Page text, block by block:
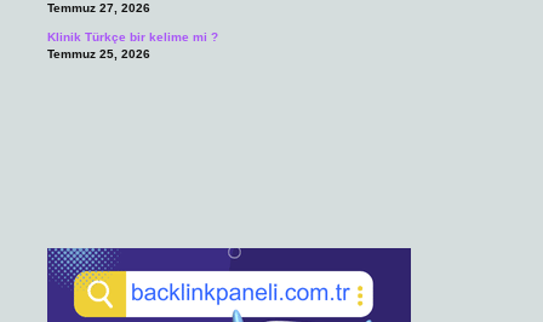
Temmuz 27, 2026
Klinik Türkçe bir kelime mi ?
Temmuz 25, 2026